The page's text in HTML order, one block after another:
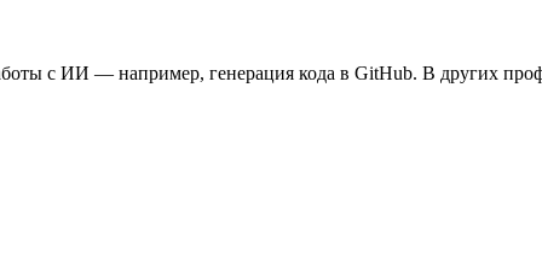
с ИИ — например, генерация кода в GitHub. В других